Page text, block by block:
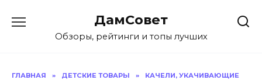
содержанию
ДамСовет
Обзоры, рейтинги и топы лучших
ГЛАВНАЯ » ДЕТСКИЕ ТОВАРЫ »
КАЧЕЛИ, УКАЧИВАЮЩИЕ